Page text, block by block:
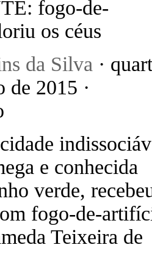
fogo-de-
os céus
da Silva ·
de 2015 ·
e conhecida
verde,
fogo-de-
Teixeira de